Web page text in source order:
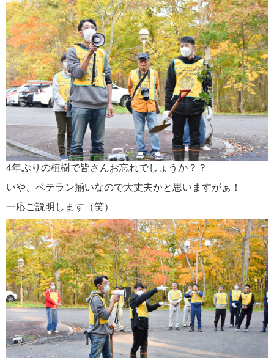
4年ぶりの植樹で皆さんお忘れでしょうか？？
いや、ベテラン揃いなので大丈夫かと思いますがぁ！
一応ご説明します（笑）